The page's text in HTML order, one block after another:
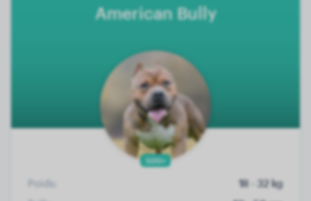
American Bully
500+
Poids:
18 - 32 kg